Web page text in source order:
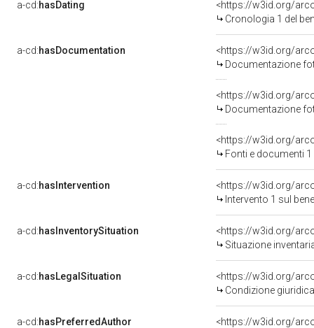
a-cd:hasDating
<https://w3id.org/
Cronologia 1 del
a-cd:hasDocumentation
Documentazione
Documentazione
<https://w3id.org/
Fonti e documenti
a-cd:hasIntervention
<https://w3id.org/
Intervento 1 sul
a-cd:hasInventorySituation
<https://w3id.org/
Situazione
a-cd:hasLegalSituation
<https://w3id.org/
Condizione
a-cd:hasPreferredAuthor
<https://w3id.org/